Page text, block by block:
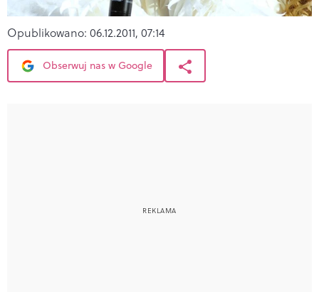
Opublikowano: 06.12.2011, 07:14
Obserwuj nas w Google